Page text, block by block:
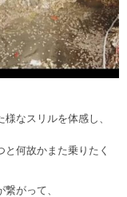
なスリルを体感し、
何故かまた乗りたく
がって、